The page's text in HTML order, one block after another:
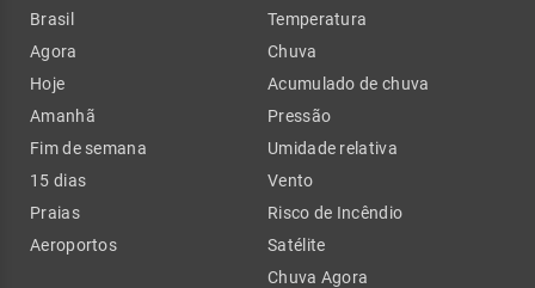
Brasil
Agora
Hoje
Amanhã
Fim de semana
15 dias
Praias
Aeroportos
Temperatura
Chuva
Acumulado de chuva
Pressão
Umidade relativa
Vento
Risco de Incêndio
Satélite
Chuva Agora